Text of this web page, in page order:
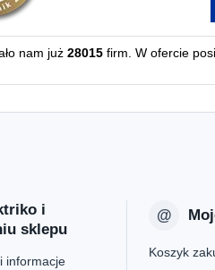
nam już 28015 firm. W ofercie
i
sklepu
informacje
Koszyk